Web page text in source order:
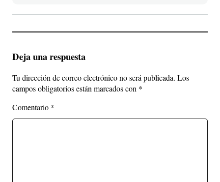
Deja una respuesta
Tu dirección de correo electrónico no será publicada. Los
campos obligatorios están marcados con *
Comentario *